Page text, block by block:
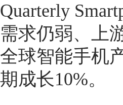
Quarterly
需求仍弱、上
全球智能手机
期成长10%。